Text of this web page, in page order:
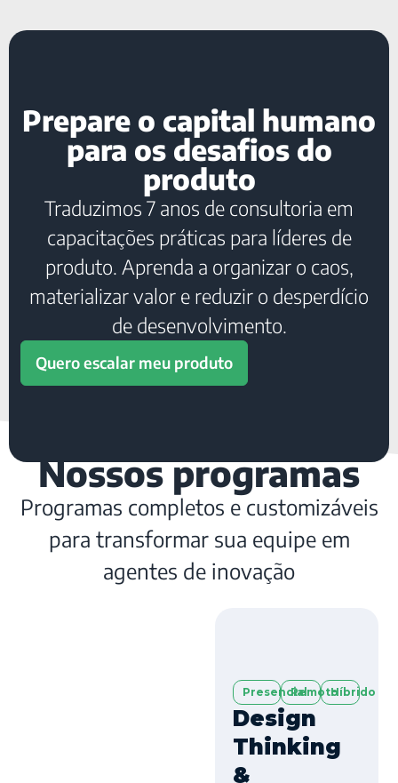
Prepare o capital humano
para os desafios do
produto
Traduzimos 7 anos de consultoria em
capacitações práticas para líderes de
produto. Aprenda a organizar o caos,
materializar valor e reduzir o desperdício
de desenvolvimento.
Quero escalar meu produto
Nossos programas
Programas completos e customizáveis
para transformar sua equipe em
agentes de inovação
PresencialRemotoHíbrido
Design
Thinking
&